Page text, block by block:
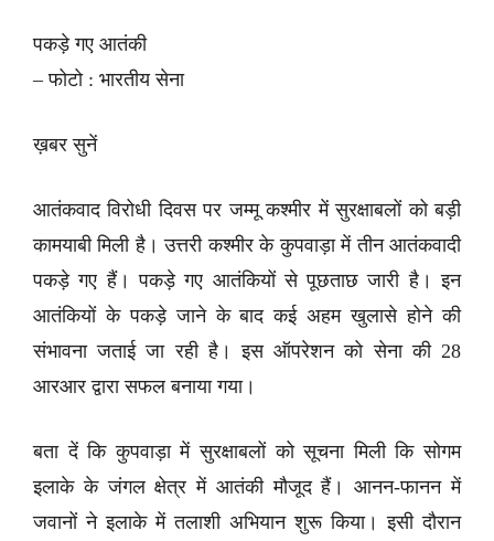
पकड़े गए आतंकी
– फोटो : भारतीय सेना
ख़बर सुनें
आतंकवाद विरोधी दिवस पर जम्मू कश्मीर में सुरक्षाबलों को बड़ी
कामयाबी मिली है। उत्तरी कश्मीर के कुपवाड़ा में तीन आतंकवादी
पकड़े गए हैं। पकड़े गए आतंकियों से पूछताछ जारी है। इन
आतंकियों के पकड़े जाने के बाद कई अहम खुलासे होने की
संभावना जताई जा रही है। इस ऑपरेशन को सेना की 28
आरआर द्वारा सफल बनाया गया।
बता दें कि कुपवाड़ा में सुरक्षाबलों को सूचना मिली कि सोगम
इलाके के जंगल क्षेत्र में आतंकी मौजूद हैं। आनन-फानन में
जवानों ने इलाके में तलाशी अभियान शुरू किया। इसी दौरान